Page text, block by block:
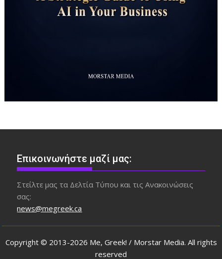
Επικοινωνήστε μαζί μας:
Στείλτε μας τα Δελτία Τύπου και τις Ανακοινώσεις
σας:
news@megreek.ca
Copyright © 2013-2026 Me, Greek! / Morstar Media. All rights
reserved